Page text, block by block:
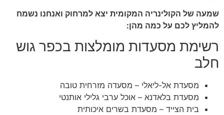
שמעה של הקולינריה המקומית יצא למרחוק ואנחנו נשמח
להמליץ לכם על כמה מהן:
רשימת מסעדות מומלצות בכפר גוש
חלב
מסעדת אל-ליאלי – מסעדה מזרחית טובה
מסעדת בלאדנא – אוכל ערבי גלילי אותנטי
בית הצייד – מסעדת בשרים איכותית